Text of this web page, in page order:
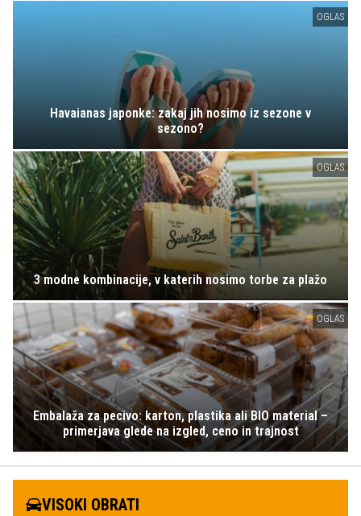
OGLAS
Havaianas japonke: zakaj jih nosimo iz sezone v
sezono?
OGLAS
3 modne kombinacije, v katerih nosimo torbe za plažo
OGLAS
Embalaža za pecivo: karton, plastika ali BIO material –
primerjava glede na izgled, ceno in trajnost
VISOKI OBRATI